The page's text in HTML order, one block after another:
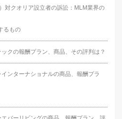
対クオリア設立者の訴訟：MLM業界の
るもの
ックの報酬プラン、商品、その評判は？
インターナショナルの商品、報酬プラ